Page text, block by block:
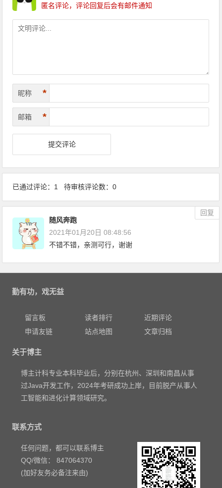
匿名评论，评论回复后会有邮件通知
昵称 *
邮箱 *
已通过评论：1 待审核评论数：0
随风奔跑
回复
2021年01月20日 08:48:56
不错不错，亲测可行，谢谢
勤有功，戏无益
留言板 读者排行
近期评论
申请友链
站点地图 文章归档
关于博主
博主计科专业本科毕业后，分别在杭州、深圳和南昌从事
过Java开发工作，2024年考研成功上岸，目前脱产从事人
工智能和进化计算领域研究。
联系方式
任何问题，都可以联系博主
QQ/微信： 847064370
(加好友务必备注来由)